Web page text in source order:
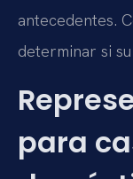
antecedentes.
determinar si
para